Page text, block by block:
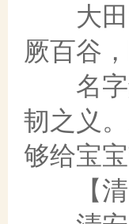
大田多
厥百谷
名字解
韧之义
够给宝
【清